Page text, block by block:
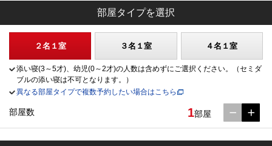
部屋タイプを選択
２名１室 ３名１室 ４名１室
添い寝(3～5才)、幼児(0～2才)の人数は含めずにご選択ください。（セミダ
ブルの添い寝は不可となります。）
異なる部屋タイプで複数予約したい場合はこちら
部屋数 1部屋